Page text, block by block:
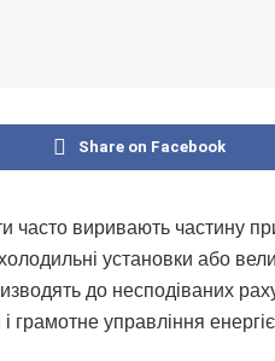
Share on Facebook
часто виривають частину
холодильні установки або
до несподіваних
грамотне управління